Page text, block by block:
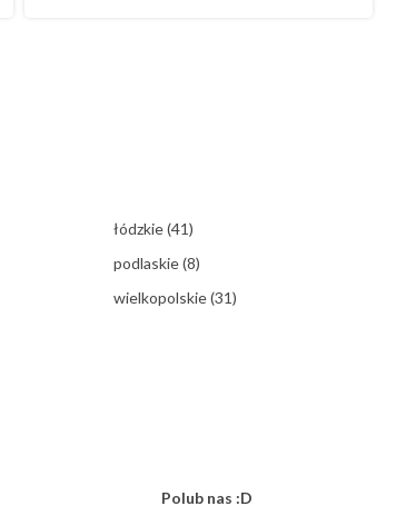
łódzkie(41)
podlaskie(8)
wielkopolskie(31)
Polub nas :D